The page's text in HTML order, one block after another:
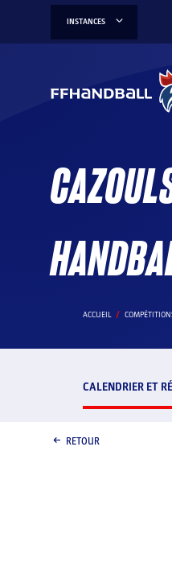
INSTANCES
ACCUEIL
CALENDRIER ET
RETOUR